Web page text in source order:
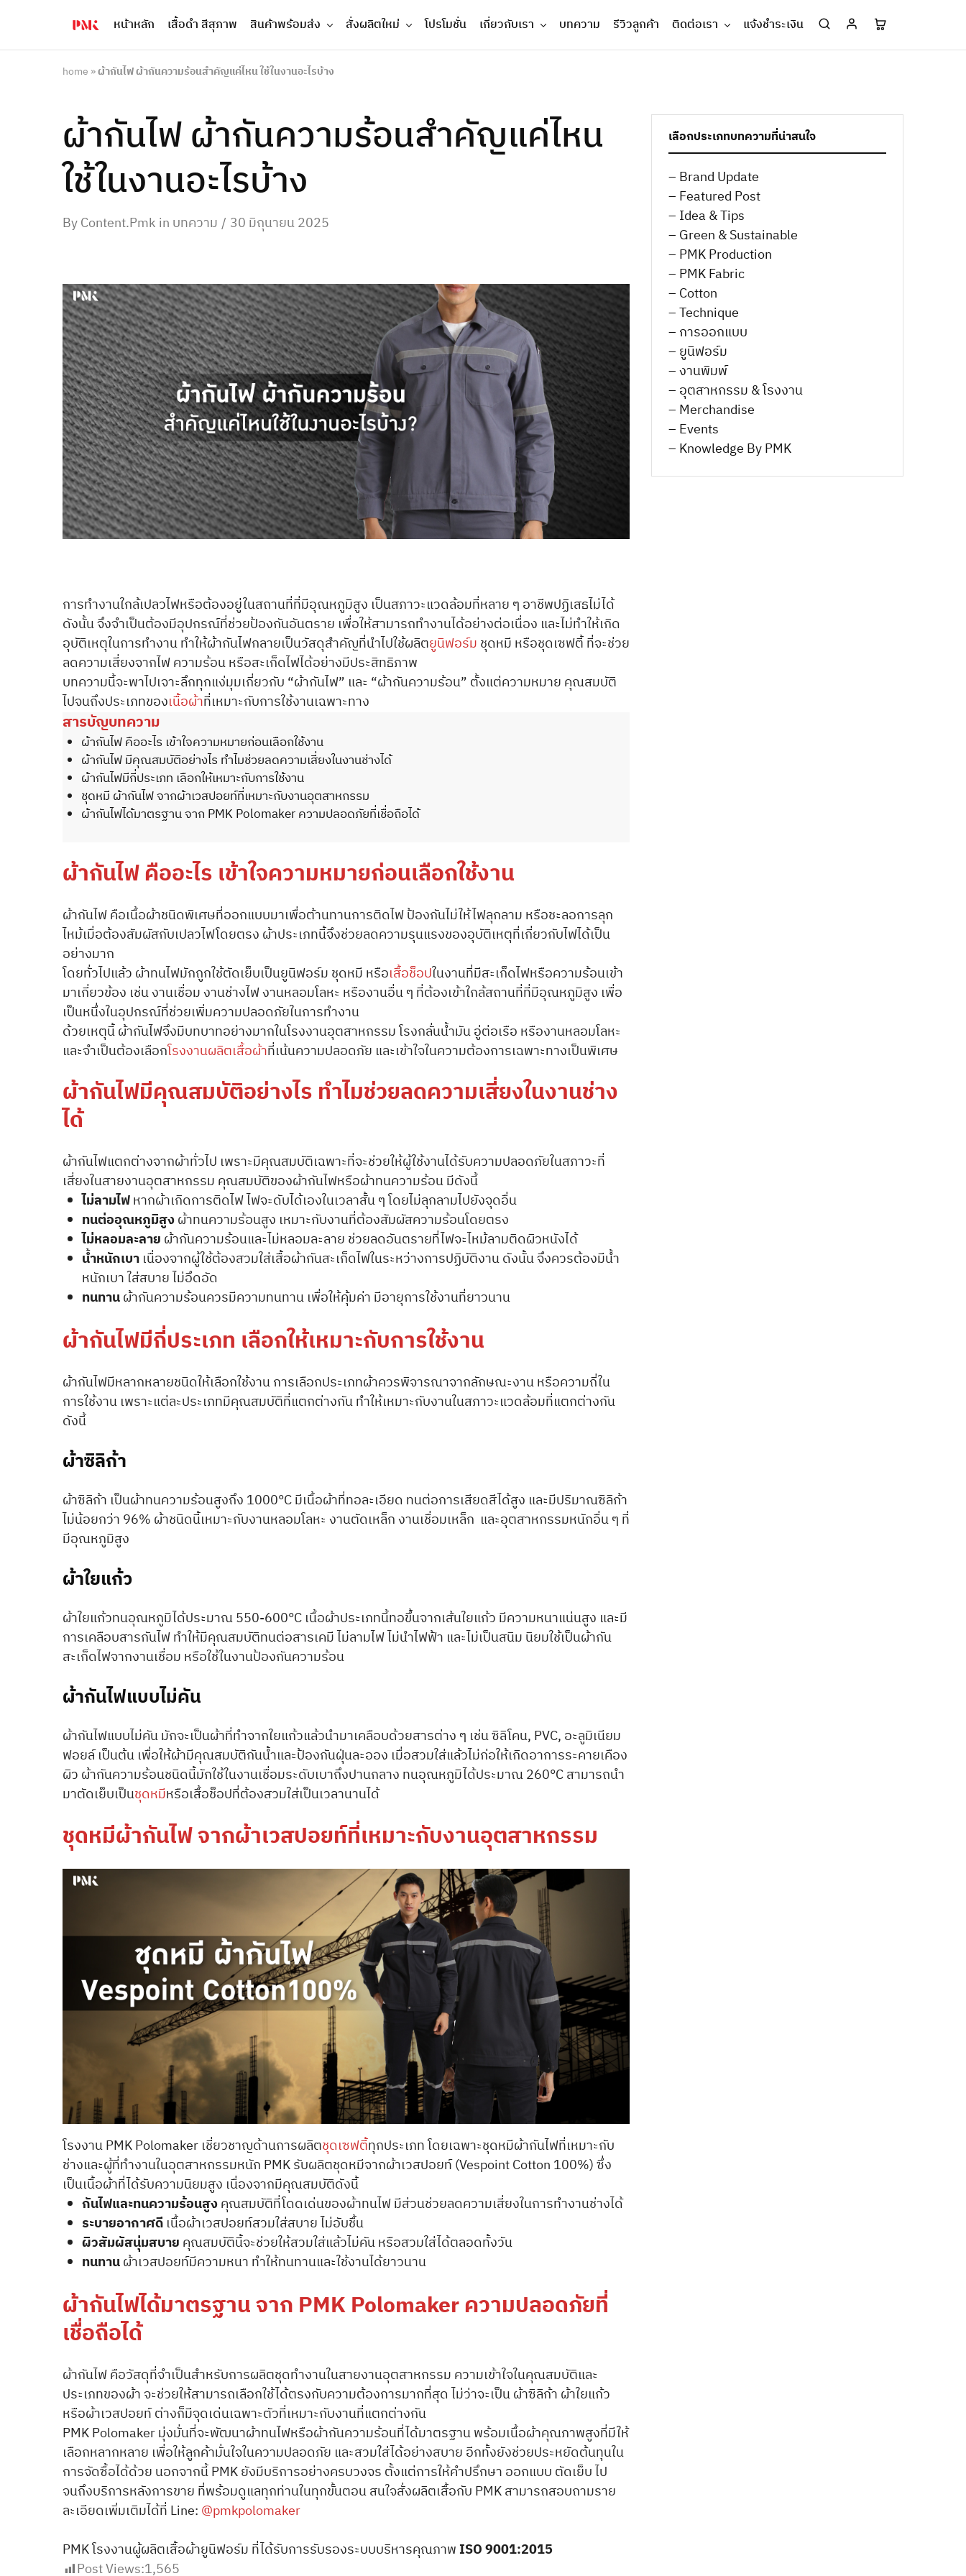
PMK
ผู้
ผลิต
สินค้า
เสื้อ
โปโล
ยูนิฟอร์ม
พร้อม
โลโก้
ผู้
เสื้อ
โปโล
ยูนิฟอร์ม
ISO9001
และ
อุตสาหกรรม
สี
เขียว
ระดับ
ที่2
หน้าหลัก เสื้อดำ สีสุภาพ สินค้าพร้อมส่ง สั่งผลิตใหม่ โปรโมชั่น เกี่ยวกับเรา บทความ รีวิวลูกค้า ติดต่อเรา แจ้งชำระเงิน
home »ผ้ากันไฟ ผ้ากันความร้อนสำคัญแค่ไหน ใช้ในงานอะไรบ้าง
ผ้ากันไฟ ผ้ากันความร้อนสำคัญแค่ไหน
ใช้ในงานอะไรบ้าง
ByContent.pmk in บทความ 30 มิถุนายน 2025
การทำงานใกล้เปลวไฟหรือต้องอยู่ในสถานที่ที่มีอุณหภูมิสูง เป็นสภาวะแวดล้อมที่หลาย ๆ อาชีพปฏิเสธไม่ได้
ดังนั้น จึงจำเป็นต้องมีอุปกรณ์ที่ช่วยป้องกันอันตราย เพื่อให้สามารถทำงานได้อย่างต่อเนื่อง และไม่ทำให้เกิด
อุบัติเหตุในการทำงาน ทำให้ผ้ากันไฟกลายเป็นวัสดุสำคัญที่นำไปใช้ผลิตยูนิฟอร์ม ชุดหมี หรือชุดเซฟตี้ ที่จะช่วย
ลดความเสี่ยงจากไฟ ความร้อน หรือสะเก็ดไฟได้อย่างมีประสิทธิภาพ
บทความนี้จะพาไปเจาะลึกทุกแง่มุมเกี่ยวกับ “ผ้ากันไฟ” และ “ผ้ากันความร้อน” ตั้งแต่ความหมาย คุณสมบัติ
ไปจนถึงประเภทของเนื้อผ้าที่เหมาะกับการใช้งานเฉพาะทาง
สารบัญบทความ
ผ้ากันไฟ คืออะไร เข้าใจความหมายก่อนเลือกใช้งาน
ผ้ากันไฟ มีคุณสมบัติอย่างไร ทำไมช่วยลดความเสี่ยงในงานช่างได้
ผ้ากันไฟมีกี่ประเภท เลือกให้เหมาะกับการใช้งาน
ชุดหมี ผ้ากันไฟ จากผ้าเวสปอยท์ที่เหมาะกับงานอุตสาหกรรม
ผ้ากันไฟได้มาตรฐาน จาก PMK Polomaker ความปลอดภัยที่เชื่อถือได้
ผ้ากันไฟ คืออะไร เข้าใจความหมายก่อนเลือกใช้งาน
ผ้ากันไฟ คือเนื้อผ้าชนิดพิเศษที่ออกแบบมาเพื่อต้านทานการติดไฟ ป้องกันไม่ให้ไฟลุกลาม หรือชะลอการลุก
ไหม้เมื่อต้องสัมผัสกับเปลวไฟโดยตรง ผ้าประเภทนี้จึงช่วยลดความรุนแรงของอุบัติเหตุที่เกี่ยวกับไฟได้เป็น
อย่างมาก
โดยทั่วไปแล้ว ผ้าทนไฟมักถูกใช้ตัดเย็บเป็นยูนิฟอร์ม ชุดหมี หรือเสื้อช็อปในงานที่มีสะเก็ดไฟหรือความร้อนเข้า
มาเกี่ยวข้อง เช่น งานเชื่อม งานช่างไฟ งานหลอมโลหะ หรืองานอื่น ๆ ที่ต้องเข้าใกล้สถานที่ที่มีอุณหภูมิสูง เพื่อ
เป็นหนึ่งในอุปกรณ์ที่ช่วยเพิ่มความปลอดภัยในการทำงาน
ด้วยเหตุนี้ ผ้ากันไฟจึงมีบทบาทอย่างมากในโรงงานอุตสาหกรรม โรงกลั่นน้ำมัน อู่ต่อเรือ หรืองานหลอมโลหะ
และจำเป็นต้องเลือกโรงงานผลิตเสื้อผ้าที่เน้นความปลอดภัย และเข้าใจในความต้องการเฉพาะทางเป็นพิเศษ
ผ้ากันไฟมีคุณสมบัติอย่างไร ทำไมช่วยลดความเสี่ยงในงานช่าง
ได้
ผ้ากันไฟแตกต่างจากผ้าทั่วไป เพราะมีคุณสมบัติเฉพาะที่จะช่วยให้ผู้ใช้งานได้รับความปลอดภัยในสภาวะที่
เสี่ยงในสายงานอุตสาหกรรม คุณสมบัติของผ้ากันไฟหรือผ้าทนความร้อน มีดังนี้
ไม่ลามไฟหากผ้าเกิดการติดไฟ ไฟจะดับได้เองในเวลาสั้น ๆ โดยไม่ลุกลามไปยังจุดอื่น
ทนต่ออุณหภูมิสูงผ้าทนความร้อนสูง เหมาะกับงานที่ต้องสัมผัสความร้อนโดยตรง
ไม่หลอมละลาย ผ้ากันความร้อนและไม่หลอมละลาย ช่วยลดอันตรายที่ไฟจะไหม้ลามติดผิวหนังได้
น้ำหนักเบา เนื่องจากผู้ใช้ต้องสวมใส่เสื้อผ้ากันสะเก็ดไฟในระหว่างการปฏิบัติงาน ดังนั้น จึงควรต้องมีน้ำ
หนักเบา ใส่สบาย ไม่อึดอัด
ทนทานผ้ากันความร้อนควรมีความทนทาน เพื่อให้คุ้มค่า มีอายุการใช้งานที่ยาวนาน
ผ้ากันไฟมีกี่ประเภท เลือกให้เหมาะกับการใช้งาน
ผ้ากันไฟมีหลากหลายชนิดให้เลือกใช้งาน การเลือกประเภทผ้าควรพิจารณาจากลักษณะงาน หรือความถี่ใน
การใช้งาน เพราะแต่ละประเภทมีคุณสมบัติที่แตกต่างกัน ทำให้เหมาะกับงานในสภาวะแวดล้อมที่แตกต่างกัน
ดังนี้
ผ้าซิลิก้า
ผ้าซิลิก้า เป็นผ้าทนความร้อนสูงถึง 1000°C มีเนื้อผ้าที่ทอละเอียด ทนต่อการเสียดสีได้สูง และมีปริมาณซิลิก้า
ไม่น้อยกว่า 96% ผ้าชนิดนี้เหมาะกับงานหลอมโลหะ งานตัดเหล็ก งานเชื่อมเหล็ก และอุตสาหกรรมหนักอื่น ๆ ที่
มีอุณหภูมิสูง
ผ้าใยแก้ว
ผ้าใยแก้วทนอุณหภูมิได้ประมาณ 550-600°C เนื้อผ้าประเภทนี้ทอขึ้นจากเส้นใยแก้ว มีความหนาแน่นสูง และมี
การเคลือบสารกันไฟ ทำให้มีคุณสมบัติทนต่อสารเคมี ไม่ลามไฟ ไม่นำไฟฟ้า และไม่เป็นสนิม นิยมใช้เป็นผ้ากัน
สะเก็ดไฟจากงานเชื่อม หรือใช้ในงานป้องกันความร้อน
ผ้ากันไฟแบบไม่คัน
ผ้ากันไฟแบบไม่คัน มักจะเป็นผ้าที่ทำจากใยแก้วแล้วนำมาเคลือบด้วยสารต่าง ๆ เช่น ซิลิโคน, PVC, อะลูมิเนียม
ฟอยล์ เป็นต้น เพื่อให้ผ้ามีคุณสมบัติกันน้ำและป้องกันฝุ่นละออง เมื่อสวมใส่แล้วไม่ก่อให้เกิดอาการระคายเคือง
ผิว ผ้ากันความร้อนชนิดนี้มักใช้ในงานเชื่อมระดับเบาถึงปานกลาง ทนอุณหภูมิได้ประมาณ 260°C สามารถนำ
มาตัดเย็บเป็นชุดหมีหรือเสื้อช็อปที่ต้องสวมใส่เป็นเวลานานได้
ชุดหมีผ้ากันไฟ จากผ้าเวสปอยท์ที่เหมาะกับงานอุตสาหกรรม
โรงงาน PMK Polomaker เชี่ยวชาญด้านการผลิตชุดเซฟตี้ทุกประเภท โดยเฉพาะชุดหมีผ้ากันไฟที่เหมาะกับ
ช่างและผู้ที่ทำงานในอุตสาหกรรมหนัก PMK รับผลิตชุดหมีจากผ้าเวสปอยท์ (Vespoint Cotton 100%) ซึ่ง
เป็นเนื้อผ้าที่ได้รับความนิยมสูง เนื่องจากมีคุณสมบัติดังนี้
กันไฟและทนความร้อนสูงคุณสมบัติที่โดดเด่นของผ้าทนไฟ มีส่วนช่วยลดความเสี่ยงในการทำงานช่างได้
ระบายอากาศดี เนื้อผ้าเวสปอยท์สวมใส่สบาย ไม่อับชื้น
ผิวสัมผัสนุ่มสบาย คุณสมบัตินี้จะช่วยให้สวมใส่แล้วไม่คัน หรือสวมใส่ได้ตลอดทั้งวัน
ทนทานผ้าเวสปอยท์มีความหนา ทำให้ทนทานและใช้งานได้ยาวนาน
ผ้ากันไฟได้มาตรฐาน จาก PMK Polomaker ความปลอดภัยที่
เชื่อถือได้
ผ้ากันไฟ คือวัสดุที่จำเป็นสำหรับการผลิตชุดทำงานในสายงานอุตสาหกรรม ความเข้าใจในคุณสมบัติและ
ประเภทของผ้า จะช่วยให้สามารถเลือกใช้ได้ตรงกับความต้องการมากที่สุด ไม่ว่าจะเป็น ผ้าซิลิก้า ผ้าใยแก้ว
หรือผ้าเวสปอยท์ ต่างก็มีจุดเด่นเฉพาะตัวที่เหมาะกับงานที่แตกต่างกัน
PMK Polomaker มุ่งมั่นที่จะพัฒนาผ้าทนไฟหรือผ้ากันความร้อนที่ได้มาตรฐาน พร้อมเนื้อผ้าคุณภาพสูงที่มีให้
เลือกหลากหลาย เพื่อให้ลูกค้ามั่นใจในความปลอดภัย และสวมใส่ได้อย่างสบาย อีกทั้งยังช่วยประหยัดต้นทุนใน
การจัดซื้อได้ด้วย นอกจากนี้ PMK ยังมีบริการอย่างครบวงจร ตั้งแต่การให้คำปรึกษา ออกแบบ ตัดเย็บ ไป
จนถึงบริการหลังการขาย ที่พร้อมดูแลทุกท่านในทุกขั้นตอน สนใจสั่งผลิตเสื้อกับ PMK สามารถสอบถามราย
ละเอียดเพิ่มเติมได้ที่ Line: @pmkpolomaker
PMK โรงงานผู้ผลิตเสื้อผ้ายูนิฟอร์ม ที่ได้รับการรับรองระบบบริหารคุณภาพ ISO 9001:2015
Post Views:1,565
เลือกประเภทบทความที่น่าสนใจ
– Brand Update
– Featured Post
– Idea & Tips
– Green & Sustainable
– PMK Production
– PMK Fabric
– Cotton
– Technique
– การออกแบบ
– ยูนิฟอร์ม
– งานพิมพ์
– อุตสาหกรรม & โรงงาน
– Merchandise
– Events
– Knowledge By PMK